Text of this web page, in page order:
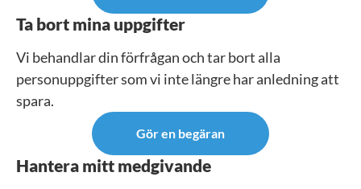
Ta bort mina uppgifter
Vi behandlar din förfrågan och tar bort alla
personuppgifter som vi inte längre har anledning att
spara.
Gör en begäran
Hantera mitt medgivande